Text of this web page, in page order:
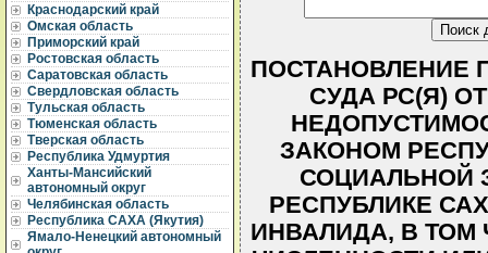
Краснодарский край
Омская область
Приморский край
Ростовская область
Саратовская область
Свердловская область
Тульская область
Тюменская область
Тверская область
Республика Удмуртия
Ханты-Мансийский
автономный округ
Челябинская область
Республика САХА (Якутия)
Ямало-Ненецкий автономный
ПОСТАНОВЛЕНИЕ
СУДА РС(Я) ОТ
ЗАКОНОМ
СОЦИАЛЬНОЙ
РЕСПУБЛИКЕ
ИНВАЛИДА, В